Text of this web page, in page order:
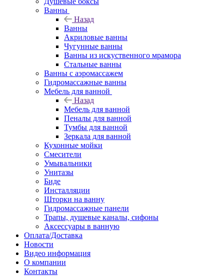
Ванны
Назад
Ванны
Акриловые ванны
Чугунные ванны
Ванны из искуственного мрамора
Стальные ванны
Ванны с аэромассажем
Гидромассажные ванны
Мебель для ванной
Назад
Мебель для ванной
Пеналы для ванной
Тумбы для ванной
Зеркала для ванной
Кухонные мойки
Смесители
Умывальники
Унитазы
Биде
Инсталляции
Шторки на ванну
Гидромассажные панели
Трапы, душевые каналы, сифоны
Аксессуары в ванную
Оплата/Доставка
Новости
Видео информация
О компании
Контакты